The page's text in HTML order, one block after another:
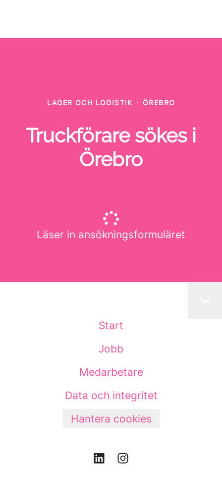
LAGER OCH LOGISTIK · ÖREBRO
Truckförare sökes i
Örebro
Läser in ansökningsformuläret
Start
Jobb
Medarbetare
Data och integritet
Hantera cookies